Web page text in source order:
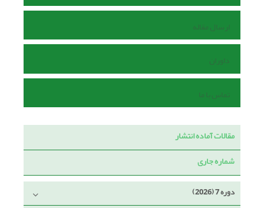
ارسال مقاله
داوران
تماس با ما
مقالات آماده انتشار
شماره جاری
دوره 7 (2026)